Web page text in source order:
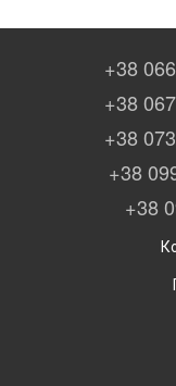
+38
+38
+38
+38
+38